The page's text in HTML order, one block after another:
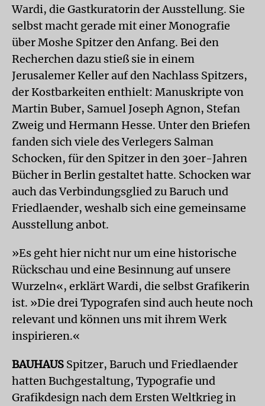
Wardi, die Gastkuratorin der Ausstellung. Sie
selbst macht gerade mit einer Monografie
über Moshe Spitzer den Anfang. Bei den
Recherchen dazu stieß sie in einem
Jerusalemer Keller auf den Nachlass Spitzers,
der Kostbarkeiten enthielt: Manuskripte von
Martin Buber, Samuel Joseph Agnon, Stefan
Zweig und Hermann Hesse. Unter den Briefen
fanden sich viele des Verlegers Salman
Schocken, für den Spitzer in den 30er-Jahren
Bücher in Berlin gestaltet hatte. Schocken war
auch das Verbindungsglied zu Baruch und
Friedlaender, weshalb sich eine gemeinsame
Ausstellung anbot.
»Es geht hier nicht nur um eine historische
Rückschau und eine Besinnung auf unsere
Wurzeln«, erklärt Wardi, die selbst Grafikerin
ist. »Die drei Typografen sind auch heute noch
relevant und können uns mit ihrem Werk
inspirieren.«
BAUHAUS Spitzer, Baruch und Friedlaender
hatten Buchgestaltung, Typografie und
Grafikdesign nach dem Ersten Weltkrieg in